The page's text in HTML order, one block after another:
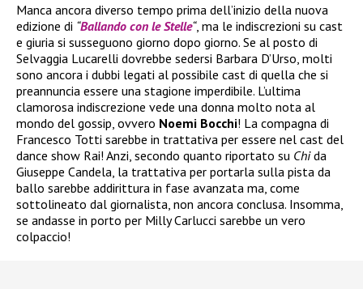
Manca ancora diverso tempo prima dell’inizio della nuova
edizione di “Ballando con le Stelle“, ma le indiscrezioni su cast
e giuria si susseguono giorno dopo giorno. Se al posto di
Selvaggia Lucarelli dovrebbe sedersi Barbara D’Urso, molti
sono ancora i dubbi legati al possibile cast di quella che si
preannuncia essere una stagione imperdibile. L’ultima
clamorosa indiscrezione vede una donna molto nota al
mondo del gossip, ovvero Noemi Bocchi! La compagna di
Francesco Totti sarebbe in trattativa per essere nel cast del
dance show Rai! Anzi, secondo quanto riportato su Chida
Giuseppe Candela, la trattativa per portarla sulla pista da
ballo sarebbe addirittura in fase avanzata ma, come
sottolineato dal giornalista, non ancora conclusa. Insomma,
se andasse in porto per Milly Carlucci sarebbe un vero
colpaccio!